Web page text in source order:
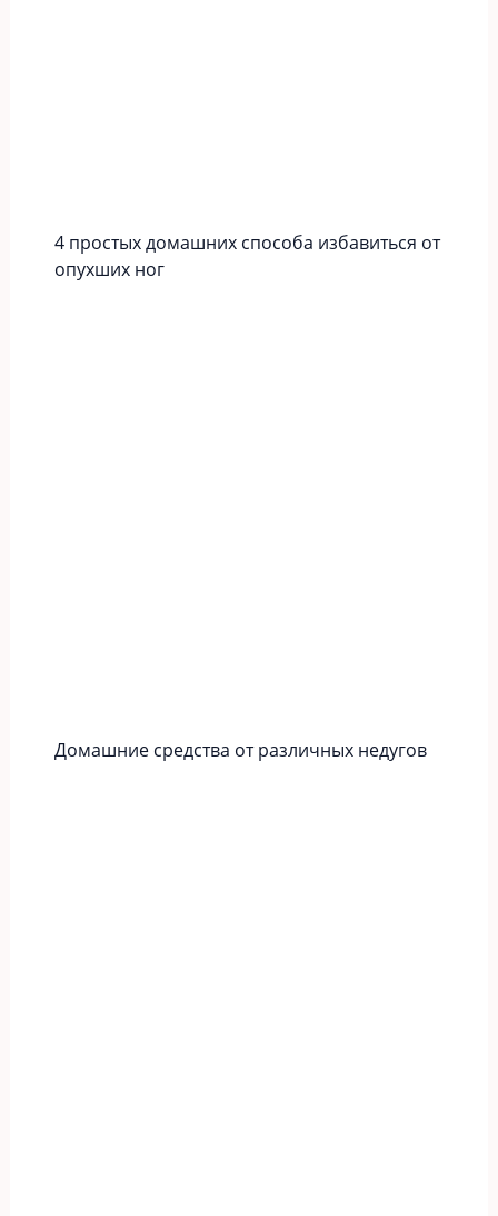
4 простых домашних способа избавиться от
опухших ног
Домашние средства от различных недугов